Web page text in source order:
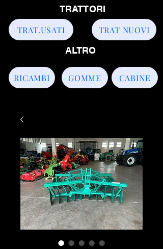
TRAT.USATI TRAT NUOVI
CABINE
GOMME
RICAMBI
TRATTORI
ALTRO